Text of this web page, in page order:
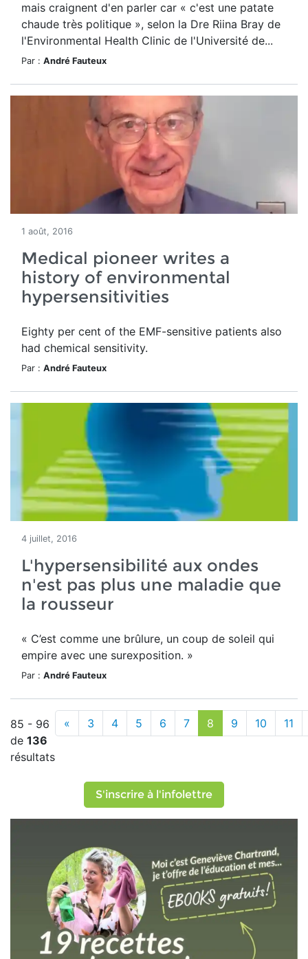
mais craignent d'en parler car « c'est une patate
chaude très politique », selon la Dre Riina Bray de
l'Environmental Health Clinic de l'Université de...
Par : André Fauteux
1 août, 2016
Medical pioneer writes a
history of environmental
hypersensitivities
Eighty per cent of the EMF-sensitive patients also
had chemical sensitivity.
Par : André Fauteux
4 juillet, 2016
L'hypersensibilité aux ondes
n'est pas plus une maladie que
la rousseur
« C’est comme une brûlure, un coup de soleil qui
empire avec une surexposition. »
Par : André Fauteux
85 - 96
de 136
résultats
« 3 4 5 6 7 8 9 10 11
S'inscrire à l'infolettre